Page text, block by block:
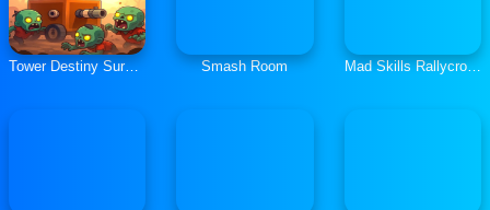
Tower Destiny Survive Smash Room Mad Skills Rallycross